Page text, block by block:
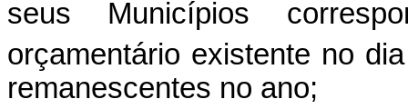
seus Municípios
orçamentário existente no
remanescentes no ano;